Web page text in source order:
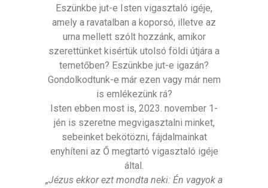
Eszünkbe jut-e Isten vigasztaló igéje,
amely a ravatalban a koporsó, illetve az
urna mellett szólt hozzánk, amikor
szerettünket kisértük utolsó földi útjára a
temetőben? Eszünkbe jut-e igazán?
Gondolkodtunk-e már ezen vagy már nem
is emlékezünk rá?
Isten ebben most is, 2023. november 1-
jén is szeretne megvigasztalni minket,
sebeinket bekötözni, fájdalmainkat
enyhíteni az Ő megtartó vigasztaló igéje
által.
„Jézus ekkor ezt mondta neki: Én vagyok a